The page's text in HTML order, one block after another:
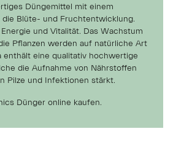
Düngemittel mit einem
Blüte- und Fruchtentwicklung.
und Vitalität. Das Wachstum
Pflanzen werden auf natürliche Art
enthält eine qualitativ hochwertige
die Aufnahme von Nährstoffen
Pilze und Infektionen stärkt.
Dünger online kaufen.